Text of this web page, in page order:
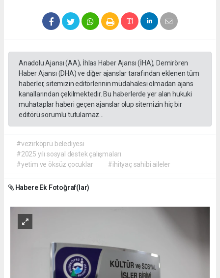
Anadolu Ajansı (AA), İhlas Haber Ajansı (İHA), Demirören
Haber Ajansı (DHA) ve diğer ajanslar tarafından eklenen tüm
haberler, sitemizin editörlerinin müdahalesi olmadan ajans
kanallarından çekilmektedir. Bu haberlerde yer alan hukuki
muhataplar haberi geçen ajanslar olup sitemizin hiç bir
editörü sorumlu tutulamaz...
#vezirköprü belediyesi
#2025 yılı sosyal destek çalışmaları
#yetim ve öksüz çocuklar
#ihityaç sahibi aileler
Habere Ek Fotoğraf(lar)